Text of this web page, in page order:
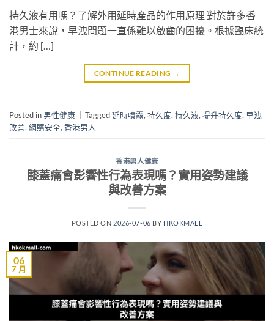
持久液有用嗎？了解外用延時產品的作用原理 對於許多香
港男士來說，早洩問題一直係難以啟齒的困擾。根據臨床統
計，約 […]
CONTINUE READING →
Posted in 男性健康 Tagged延時噴霧,持久度,持久液,提升持久度,早洩
改善,網購安全,香港男人
香港男人健康
膝蓋痛會影響性行為表現嗎？實用姿勢建議
與改善方案
POSTED ON 2026-07-06 BY HKOKMALL
06
7 月